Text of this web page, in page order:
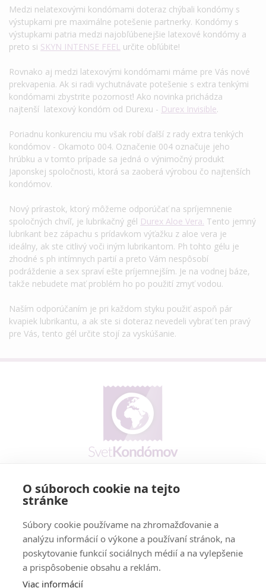
Medzi nelatexovými kondómami doteraz chýbali kondómy s
výstupkami pre maximálne potešenie partnerky. Kondómy s
výstupkami patria medzi najobľúbenejšie latexové kondómy a
preto si SKYN INTENSE FEEL určite obľúbite!
Rovnako aj medzi latexovými kondómami máme pre Vás nové
prekvapenia. Ak si radi vychutnávate potešenie s extra tenkými
kondómami zbystrite pozornosť! Ako novinka prichádza
najtenší latexový kondóm od Durexu - Durex Invisible.
Poriadnu konkurenciu mu však robí ďalší z rady extra tenkých
kondómov - Okamoto 004. Označenie 004 označuje jeho
hrúbku a v tomto prípade sa jedná o výnimočný produkt
Japonskej spoločnosti, ktorá sa zaoberá výrobou čo najtenších
kondómov.
Nový prírastok, ktorý môžeme odporúčať na spríjemnenie
spoločných chvíľ, je lubrikačný gél Durex Aloe Vera. Tento jemný
lubrikant bez zápachu s prídavkom výťažku z aloe vera je
ideálny, ak ste citlivý voči iným lubrikantom. Ph tohto gélu je
zhodné s ph intímnych partií a preto Vám nespôsobí
podráždenie a sex spraví ešte príjemnejším. Je na vodnej báze,
takže nebudete mať problém ho po použití zmyť vodou.
Naším odporúčaním je pri každom styku použiť aspoň pár
kvapiek lubrikantu, a ak ste si doteraz nevedeli vybrať ten pravý
pre Vás, tento gél určite stojí za vyskúšanie.
Prečo my
Cookies policy
Vernostný program
Doručenie - možnosti a cena
O súboroch cookie na tejto
stránke
Súbory cookie používame na zhromažďovanie a
analýzu informácií o výkone a používaní stránok, na
poskytovanie funkcií sociálnych médií a na vylepšenie
a prispôsobenie obsahu a reklám.
Viac informácií